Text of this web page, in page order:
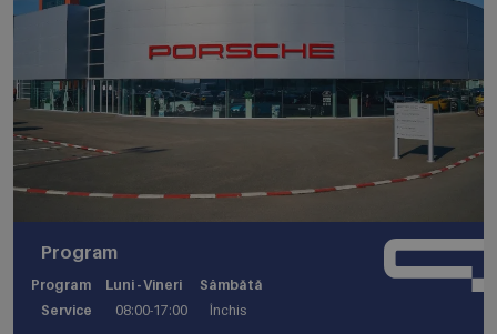
Program
Program Luni - Vineri
Sâmbătă
Service
08:00-17:00
Închis